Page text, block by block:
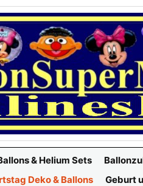
& Helium Sets
Deko & Ballons Geburt